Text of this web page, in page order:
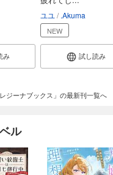
み
ユユ .Akuma
NEW
試し読み
レジーナブックス」の最新刊一覧へ
ル